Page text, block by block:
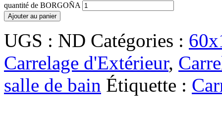
quantité de BORGOÑA
Ajouter au panier
UGS : ND Catégories :
Carrelage d'Extérieur,
salle de bain Étiquette :